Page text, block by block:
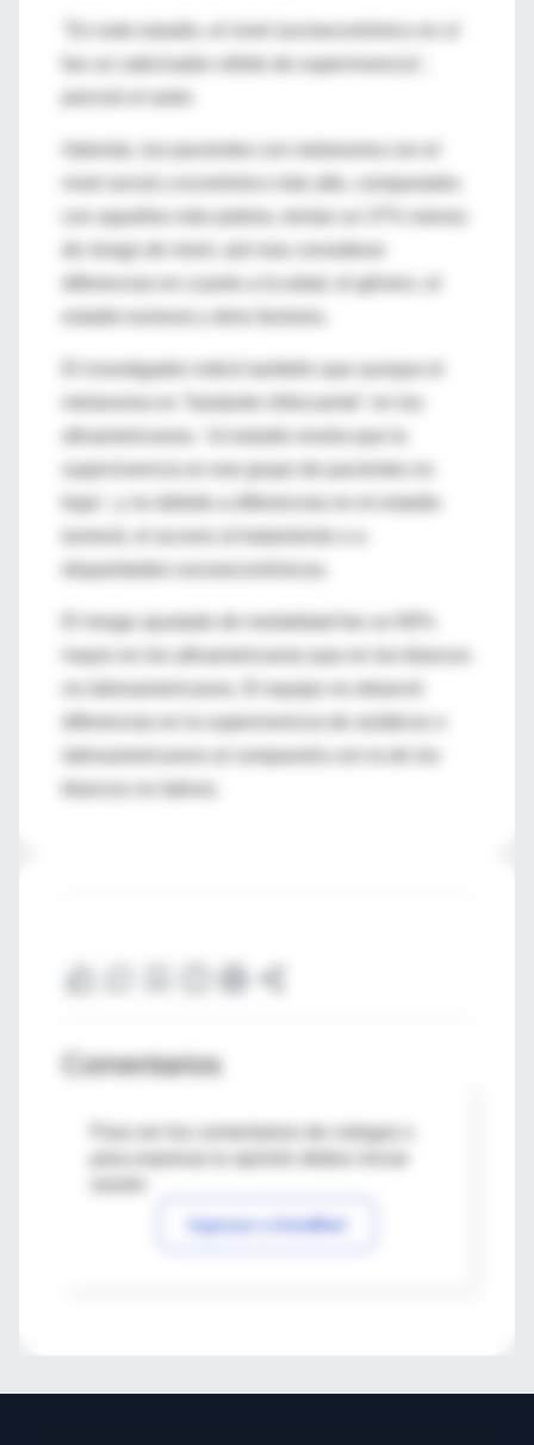
fue un vaticinador sólido de supervivencia",
con aquellos más pobres, tenían un 37% menos
de riesgo de morir, aún tras considerar
El investigador indicó también que aunque el
supervivencia en ese grupo de pacientes es
disparidades socioeconómicas.
El riesgo ajustado de mortalidad fue un 60%
mayor en los afroamericanos que en los blancos
no latinoamericanos. El equipo no observó
diferencias en la supervivencia de asiáticos o
Comentarios
Para ver los comentarios de colegas o
Ingresar a IntraMed